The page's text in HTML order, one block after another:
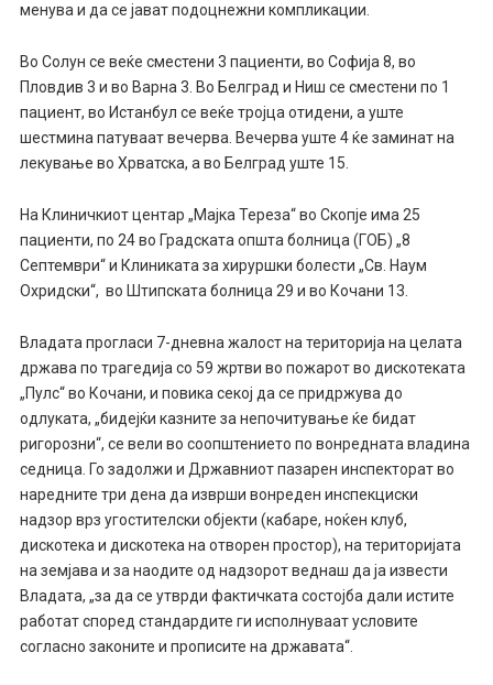
менува и да се јават подоцнежни компликации.
Во Солун се веќе сместени 3 пациенти, во Софија 8, во
Пловдив 3 и во Варна 3. Во Белград и Ниш се сместени по 1
пациент, во Истанбул се веќе тројца отидени, а уште
шестмина патуваат вечерва. Вечерва уште 4 ќе заминат на
лекување во Хрватска, а во Белград уште 15.
На Клиничкиот центар „Мајка Тереза“ во Скопје има 25
пациенти, по 24 во Градската општа болница (ГОБ) „8
Септември“ и Клиниката за хируршки болести „Св. Наум
Охридски“, во Штипската болница 29 и во Кочани 13.
Владата прогласи 7-дневна жалост на територија на целата
држава по трагедија со 59 жртви во пожарот во дискотеката
„Пулс“ во Кочани, и повика секој да се придржува до
одлуката, „бидејќи казните за непочитување ќе бидат
ригорозни“, се вели во соопштението по вонредната владина
седница. Го задолжи и Државниот пазарен инспекторат во
наредните три дена да изврши вонреден инспекциски
надзор врз угостителски објекти (кабаре, ноќен клуб,
дискотека и дискотека на отворен простор), на територијата
на земјава и за наодите од надзорот веднаш да ја извести
Владата, „за да се утврди фактичката состојба дали истите
работат според стандардите ги исполнуваат условите
согласно законите и прописите на државата“.